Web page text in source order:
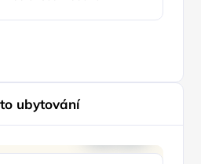
ubytování